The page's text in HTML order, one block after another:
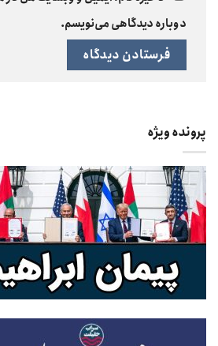
دوباره دیدگاهی می‌نویسم.
پرونده ویژه